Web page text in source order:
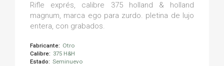
Rifle exprés, calibre 375 holland & holland
magnum, marca ego para zurdo. pletina de lujo
entera, con grabados.
Fabricante: Otro
Calibre: 375 H&H
Estado: Seminuevo